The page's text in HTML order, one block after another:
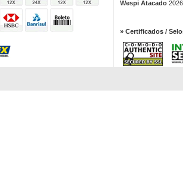
Wespi Atacado
» Certificados /